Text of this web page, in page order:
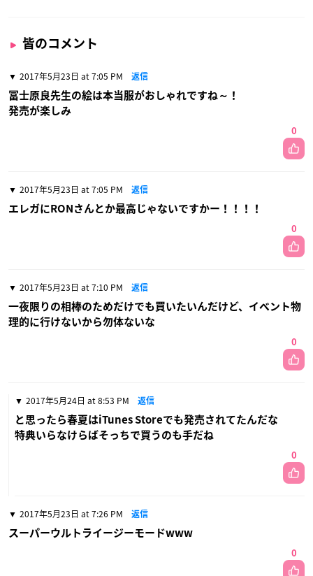
皆のコメント
2017年5月23日 at 7:05 PM 返信
冨士原良先生の絵は本当服がおしゃれですね～！
発売が楽しみ
0
2017年5月23日 at 7:05 PM 返信
エレガにRONさんとか最高じゃないですかー！！！！
0
2017年5月23日 at 7:10 PM 返信
一夜限りの相棒のためだけでも買いたいんだけど、イベント物
理的に行けないから勿体ないな
0
2017年5月24日 at 8:53 PM 返信
と思ったら春夏はiTunes Storeでも発売されてたんだな
特典いらなけらばそっちで買うのも手だね
0
2017年5月23日 at 7:26 PM 返信
スーパーウルトライージーモードwww
0